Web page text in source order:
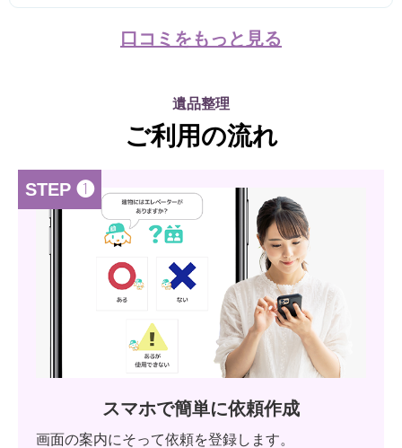
口コミをもっと見る
遺品整理
ご利用の流れ
STEP ❶
スマホで簡単に依頼作成
画面の案内にそって依頼を登録します。